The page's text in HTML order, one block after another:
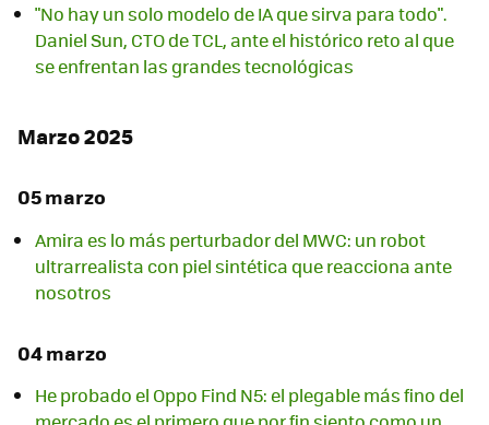
"No hay un solo modelo de IA que sirva para todo".
Daniel Sun, CTO de TCL, ante el histórico reto al que
se enfrentan las grandes tecnológicas
Marzo 2025
05 marzo
Amira es lo más perturbador del MWC: un robot
ultrarrealista con piel sintética que reacciona ante
nosotros
04 marzo
He probado el Oppo Find N5: el plegable más fino del